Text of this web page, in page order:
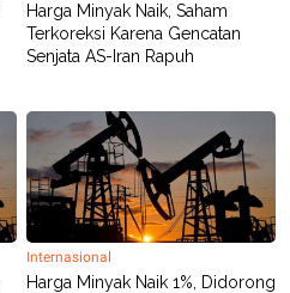
Harga Minyak Naik, Saham
Terkoreksi Karena Gencatan
Senjata AS-Iran Rapuh
Internasional
Harga Minyak Naik 1%, Didorong